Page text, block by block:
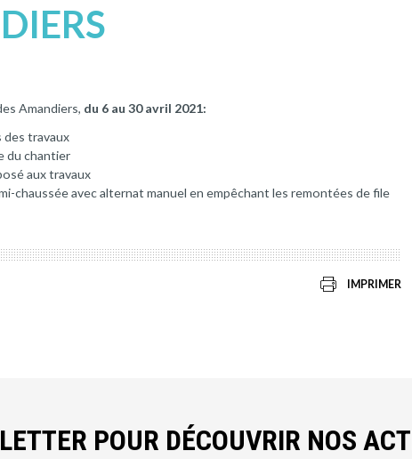
Amandiers, du 6 au 30 avril 2021:
travaux
du chantier
aux travaux
chaussée avec alternat manuel en empêchant les remontées de file
IMPRIMER
POUR DÉCOUVRIR NOS